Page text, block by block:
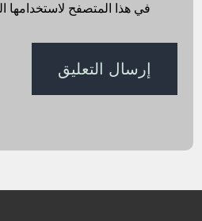
في هذا المتصفح لاستخدامها